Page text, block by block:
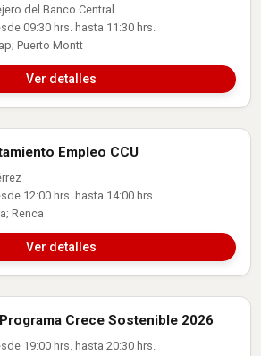
del Banco Central
09:30 hrs. hasta 11:30 hrs.
Puerto Montt
Ver detalles
Empleo CCU
12:00 hrs. hasta 14:00 hrs.
Renca
Ver detalles
Crece Sostenible 2026
19:00 hrs. hasta 20:30 hrs.